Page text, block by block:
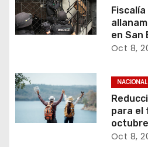
en San
Oct 8,
para el
Oct 8,